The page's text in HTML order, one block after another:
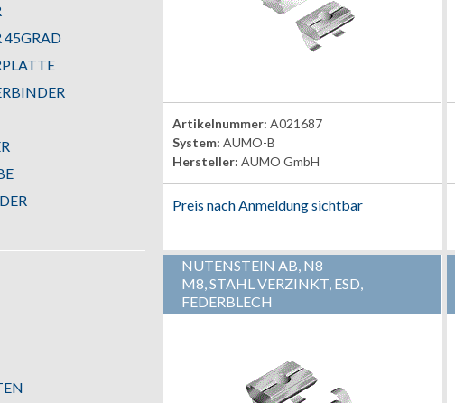
45GRAD
Artikelnummer: A021687
System: AUMO-B
Hersteller: AUMO GmbH
Preis nach Anmeldung sichtbar
NUTENSTEIN AB, N8
M8, STAHL VERZINKT, ESD,
FEDERBLECH